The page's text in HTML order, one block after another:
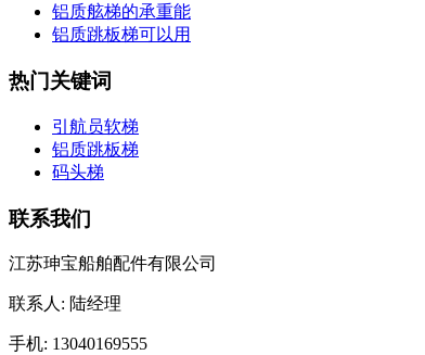
铝质舷梯的承重能
铝质跳板梯可以用
热门关键词
引航员软梯
铝质跳板梯
码头梯
联系我们
江苏珅宝船舶配件有限公司
联系人: 陆经理
手机: 13040169555